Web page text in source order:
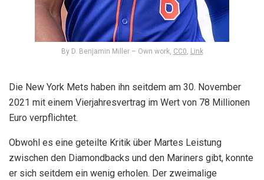
By D. Benjamin Miller – Own work, CC0, Link
Die New York Mets haben ihn seitdem am 30. November
2021 mit einem Vierjahresvertrag im Wert von 78 Millionen
Euro verpflichtet.
Obwohl es eine geteilte Kritik über Martes Leistung
zwischen den Diamondbacks und den Mariners gibt, konnte
er sich seitdem ein wenig erholen. Der zweimalige